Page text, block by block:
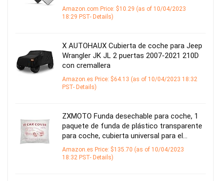
Amazon.com Price: $10.29 (as of 10/04/2023
18:29 PST- Details)
X AUTOHAUX Cubierta de coche para Jeep
Wrangler JK JL 2 puertas 2007-2021 210D
con cremallera
Amazon.es Price: $64.13 (as of 10/04/2023 18:32
PST- Details)
ZXMOTO Funda desechable para coche, 1
paquete de funda de plástico transparente
para coche, cubierta universal para el…
Amazon.es Price: $135.70 (as of 10/04/2023
18:32 PST- Details)